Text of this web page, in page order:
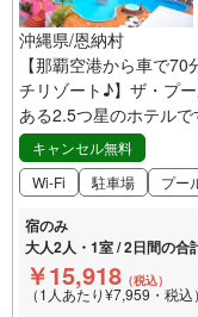
沖縄県/恩納村
【那覇空港から車で
チリゾート♪】ザ・プ
ある2.5つ星のホテルで
キャンセル無料
Wi-Fi
駐車場 プー
宿のみ
大人2人・1室 / 2日間の合
￥15,918 （税込）
（1人あたり¥7,959・税込）